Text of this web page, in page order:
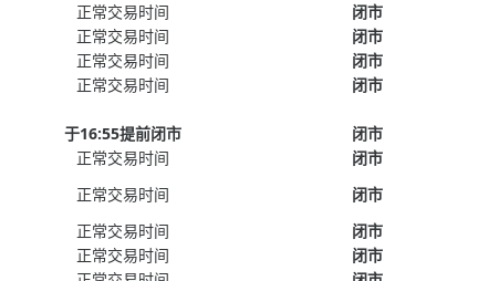
正常交易时间 闭市
正常交易时间 闭市
正常交易时间 闭市
正常交易时间 闭市
于16:55提前闭市 闭市
正常交易时间 闭市
正常交易时间 闭市
正常交易时间 闭市
正常交易时间 闭市